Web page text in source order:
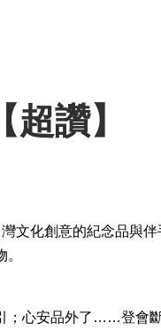
讚】
灣文化創意的紀念品與
；心安品外了……登會